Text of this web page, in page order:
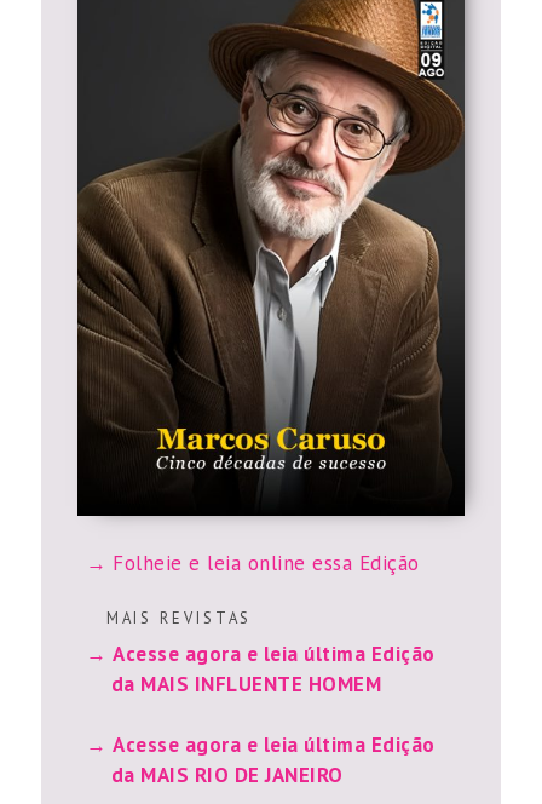
Folheie e leia online essa Edição
M A I S R E V I S T A S
Acesse agora e leia última Edição
da MAIS INFLUENTE HOMEM
Acesse agora e leia última Edição
da MAIS RIO DE JANEIRO